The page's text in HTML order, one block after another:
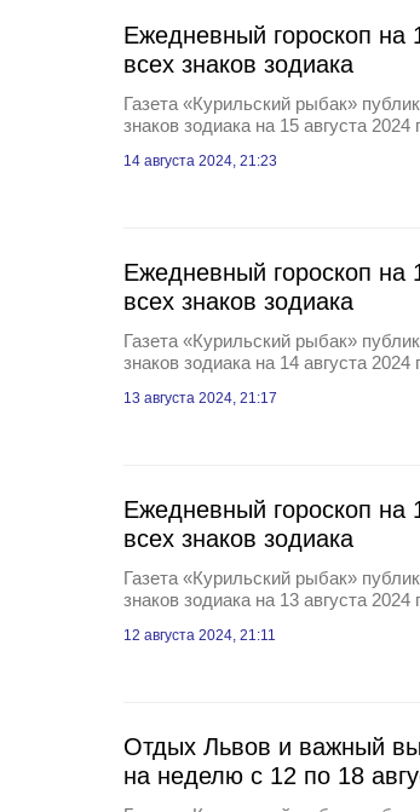
Ежедневный гороскоп на
всех знаков зодиака
Газета «Курильский рыбак»
знаков зодиака на 15 августа 2024
14 августа 2024, 21:23
Ежедневный гороскоп на
всех знаков зодиака
Газета «Курильский рыбак»
знаков зодиака на 14 августа 2024
13 августа 2024, 21:17
Ежедневный гороскоп на
всех знаков зодиака
Газета «Курильский рыбак»
знаков зодиака на 13 августа 2024
12 августа 2024, 21:11
Отдых Львов и важный
на неделю с 12 по 18